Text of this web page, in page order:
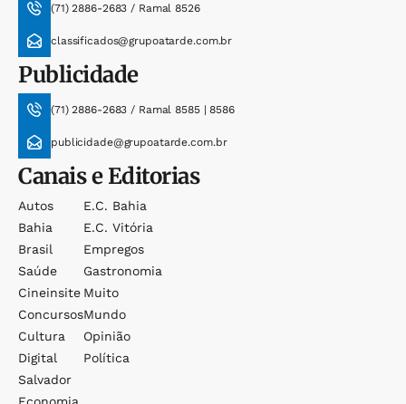
(71) 2886-2683 / Ramal 8526
classificados@grupoatarde.com.br
Publicidade
(71) 2886-2683 / Ramal 8585 | 8586
publicidade@grupoatarde.com.br
Canais e Editorias
Autos
Bahia
Brasil
Saúde
Cineinsite
Concursos
Cultura
Digital
Salvador
E.c. Bahia
E.c. Vitória
Empregos
Gastronomia
Muito
Mundo
Opinião
Política